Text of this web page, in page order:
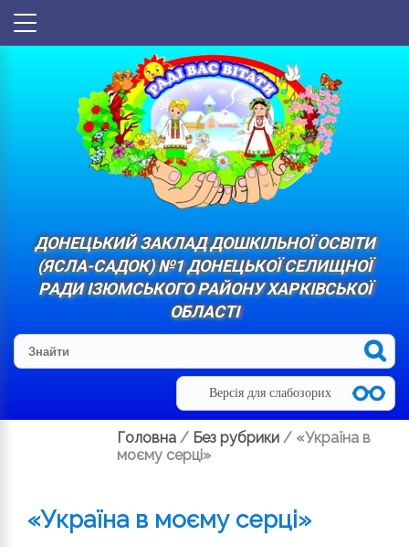
ДОНЕЦЬКИЙ ЗАКЛАД ДОШКІЛЬНОЇ ОСВІТИ
(ЯСЛА-САДОК) №1 ДОНЕЦЬКОЇ СЕЛИЩНОЇ
РАДИ ІЗЮМСЬКОГО РАЙОНУ ХАРКІВСЬКОЇ
ОБЛАСТІ
Версія для слабозорих
Головна / Без рубрики / «Україна в
моєму серці»
«Україна в моєму серці»